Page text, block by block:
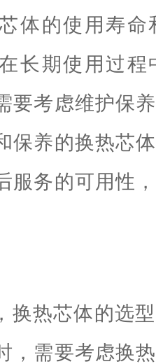
体的使用寿命
长期使用过程
要考虑维护保
保养的换热芯
服务的可用性
换热芯体的选
，需要考虑换